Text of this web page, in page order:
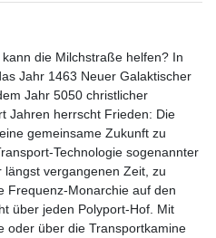
die Milchstraße helfen? In
Jahr 1463 Neuer Galaktischer
Jahr 5050 christlicher
Jahren herrscht Frieden: Die
gemeinsame Zukunft zu
Technologie sogenannter
vergangenen Zeit, zu
Frequenz-Monarchie auf den
über jeden Polyport-Hof. Mit
oder über die Transportkamine